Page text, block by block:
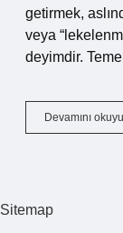
getirmek,
veya
deyimdir.
Devamını
Sitemap